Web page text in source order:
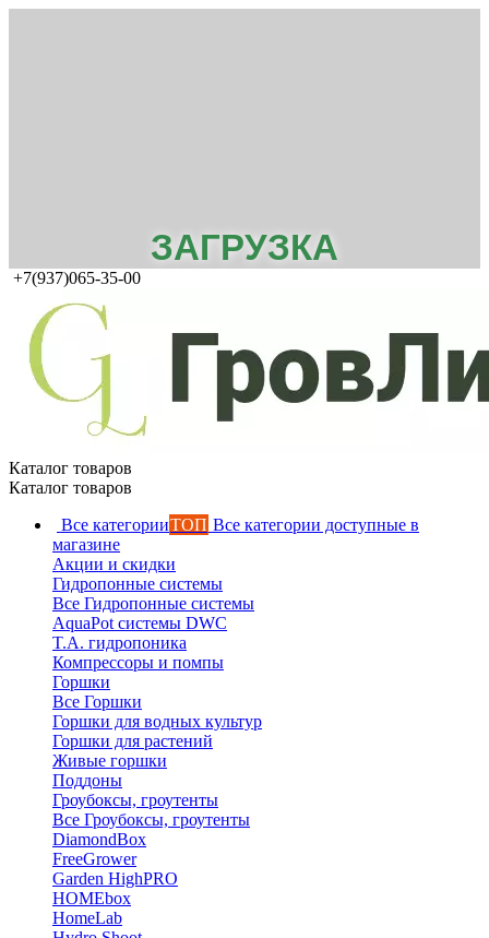
ЗАГРУЗКА
+7(937)065-35-00
Каталог товаров
Каталог товаров
Все категорииТОП Все категории доступные в
магазине
Акции и скидки
Гидропонные системы
Все Гидропонные системы
AquaPot системы DWC
T.A. гидропоника
Компрессоры и помпы
Горшки
Все Горшки
Горшки для водных культур
Горшки для растений
Живые горшки
Поддоны
Гроубоксы, гроутенты
Все Гроубоксы, гроутенты
DiamondBox
FreeGrower
Garden HighPRO
HOMEbox
HomeLab